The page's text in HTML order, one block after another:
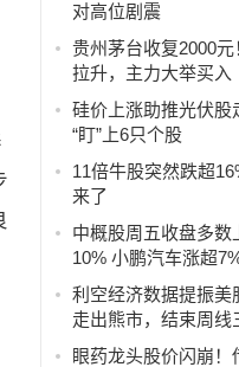
对高位剧震
贵州茅台收复2000
拉升，主力大举买入
硅价上涨助推光伏股
“盯”上6只个股
11倍牛股突然跌超
来了
中概股周五收盘多数
10% 小鹏汽车涨超
利空经济数据提振美
走出熊市，结束周线
眼药龙头股价闪崩！